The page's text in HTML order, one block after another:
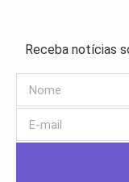
Receba notícias